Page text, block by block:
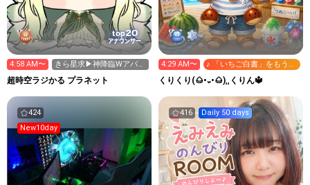
top20
アナウンサー
4:58 AM〜
きら星求▶︎神降臨Wアバタ
ー配布中˙˚ʚ‎🤍ɞ˚˙
超時空ラジかる プラネット
4:29 AM〜
♪ 「いちご白書」をもう一
くりくり(🌰•᎑•🌰)‬⸒⸒くりん🔱
424
New10day
416 Daily 50 days